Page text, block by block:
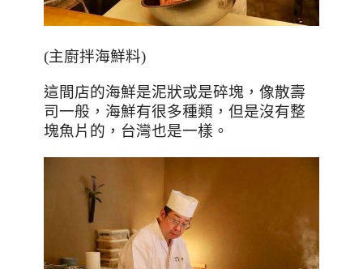
(主廚拌海鮮料)
這間店的海鮮是泥狀或是碎塊，像散壽
司一般，海鮮有很多種類，但是沒有整
塊魚片的，台灣也是一樣。